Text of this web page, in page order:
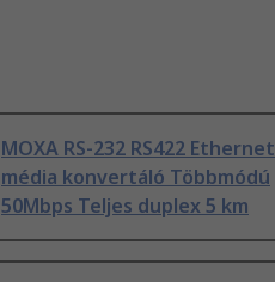
MOXA RS-232 RS422 Ethernet
média konvertáló Többmódú
50Mbps Teljes duplex 5 km